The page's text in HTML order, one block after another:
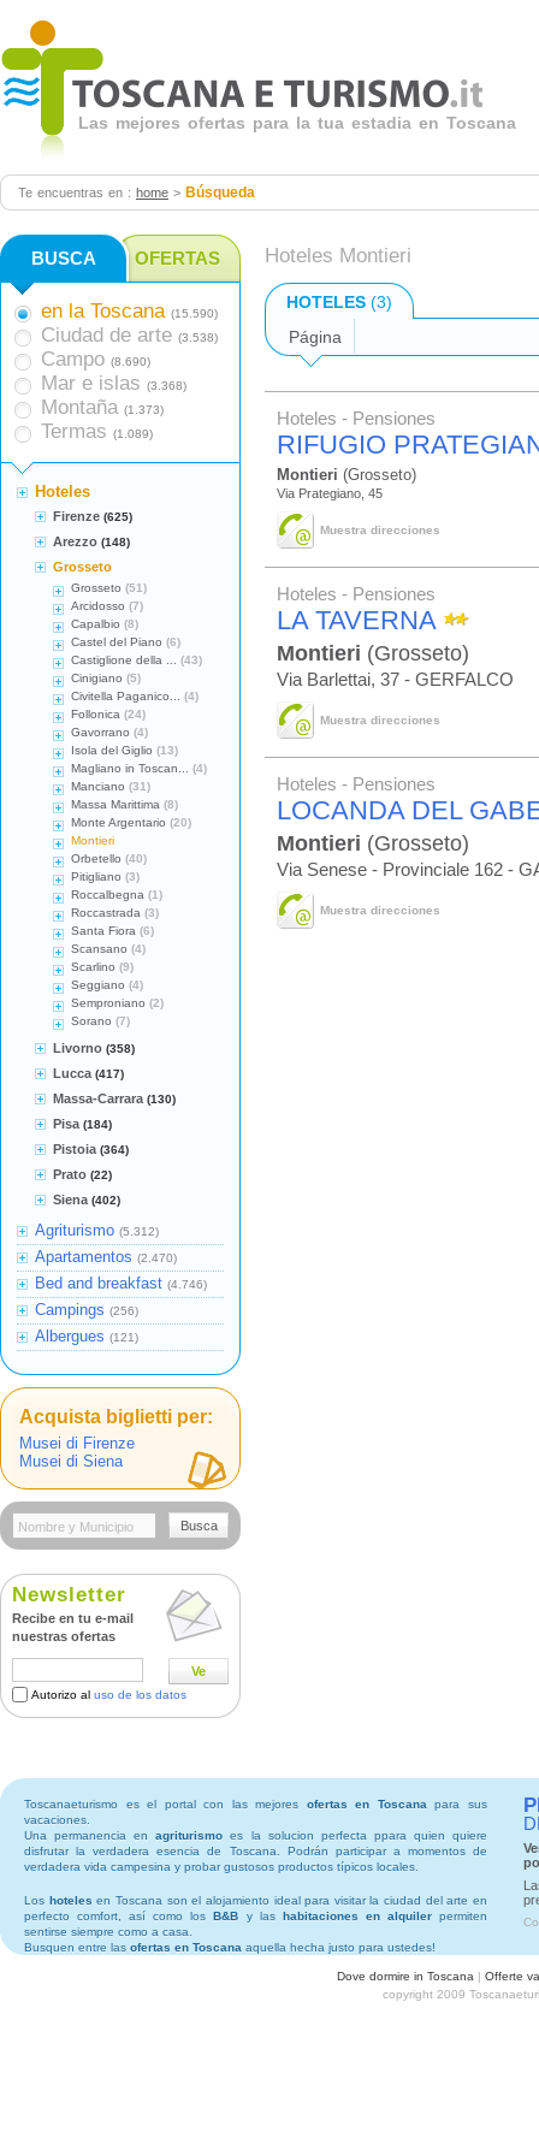
Las mejores ofertas para la tua estadia en Toscana
Te encuentras en : home > Búsqueda
Hoteles Montieri
HOTELES (3)
Página
Hoteles - Pensiones
RIFUGIO
Montieri (Grosseto)
Via Prategiano, 45
Muestra direcciones
Hoteles - Pensiones
LA TAVERNA
Montieri (Grosseto)
Via Barlettai, 37 - GERFALCO
Muestra direcciones
Hoteles - Pensiones
LOCANDA DEL
Montieri (Grosseto)
Via Senese - Provinciale 162 -
Muestra direcciones
BUSCA OFERTAS
en la Toscana (15.590)
Ciudad de arte (3.538)
Campo (8.690)
Mar e islas (3.368)
Montaña (1.373)
Termas (1.089)
Hoteles
Firenze (625)
Arezzo (148)
Grosseto
Grosseto (51)
Arcidosso (7)
Capalbio (8)
Castel del Piano (6)
Castiglione della ...
(43)
Cinigiano (5)
Civitella Paganico...
(4)
Follonica (24)
Gavorrano (4)
Isola del Giglio (13)
Magliano in Toscan...
(4)
Manciano (31)
Massa Marittima (8)
Monte Argentario (20)
Montieri
Orbetello (40)
Pitigliano (3)
Roccalbegna (1)
Roccastrada (3)
Santa Fiora (6)
Scansano (4)
Scarlino (9)
Seggiano (4)
Semproniano (2)
Sorano (7)
Livorno (358)
Lucca (417)
Massa-Carrara (130)
Pisa (184)
Pistoia (364)
Prato (22)
Siena (402)
Agriturismo (5.312)
Apartamentos (2.470)
Bed and breakfast (4.746)
Campings (256)
Albergues (121)
Acquista biglietti per:
Musei di Firenze
Musei di Siena
Busca
Newsletter
Recibe en tu e-mail
nuestras ofertas
Ve
Autorizo al uso de los datos
Toscanaeturismo es el portal con las mejores ofertas en Toscana para sus
vacaciones.
Una permanencia enagriturismo es la solucion perfecta ppara quien quiere
disfrutar la verdadera esencia de Toscana. Podrán participar a momentos de
verdadera vida campesina y probar gustosos productos típicos locales.
Los hoteles en Toscana son el alojamiento ideal para visitar la ciudad del arte en
perfecto comfort, así como losB&B y las habitaciones en alquilerpermiten
sentirse siempre como a casa.
Busquen entre las ofertas en Toscana aquella hecha justo para ustedes!
Dove dormire in Toscana | Offerte
copyright 2009